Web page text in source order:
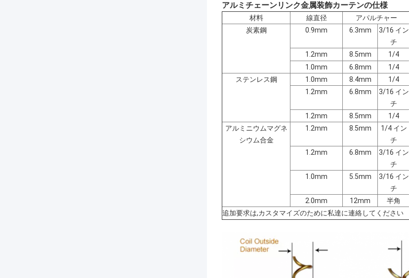
アルミチェーンリンク金属装飾カーテンの仕様
材料 線直径 アパルチャー
炭素鋼
0.9mm 6.3mm
3/16 イン
チ
1.2mm 8.5mm 1/4
1.0mm
6.8mm 1/4
ステンレス鋼
1.0mm 8.4mm 1/4
1.2mm
6.8mm
3/16 イン
チ
1.2mm 8.5mm 1/4
アルミニウムマグネ
シウム合金
1.2mm 8.5mm
1/4 イン
チ
1.2mm 6.8mm
3/16 イン
チ
1.0mm 5.5mm
3/16 イン
チ
2.0mm 12mm 半角
追加要求は,カスタマイズのために私達に連絡してください